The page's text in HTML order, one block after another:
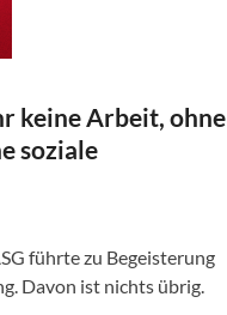
keine Arbeit, ohne
soziale
führte zu Begeisterung
Davon ist nichts übrig.